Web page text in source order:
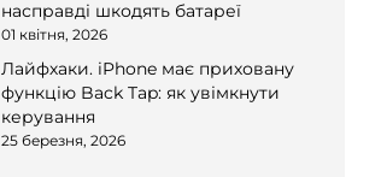
насправді шкодять батареї
01 квітня, 2026
Лайфхаки. iPhone має приховану
функцію Back Tap: як увімкнути
керування
25 березня, 2026